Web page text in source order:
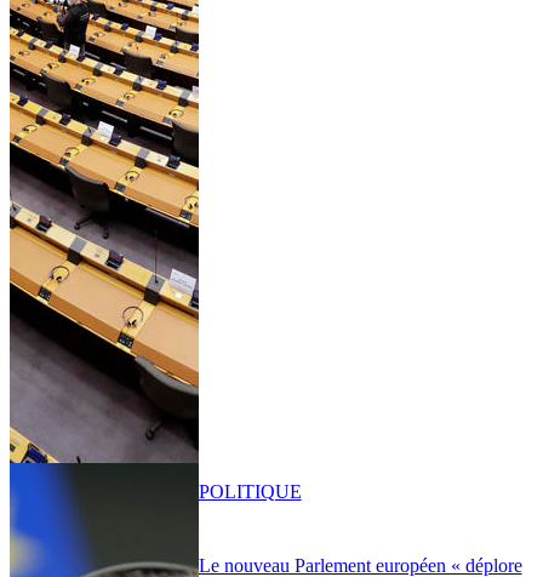
Le nouveau Parlement européen « déplore
POLITIQUE